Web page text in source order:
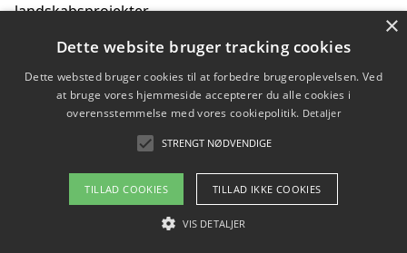
landskabsprojekter
Gør haven til et frirum for familien og naturen
Copyright 2026 - Pilanto Aps
Om / kontakt
Blog Betingelser
×
Dette website bruger tracking cookies
Dette websted bruger cookies til at forbedre brugeroplevelsen. Ved
at bruge vores hjemmeside accepterer du alle cookies i
overensstemmelse med vores cookiepolitik. Detaljer
STRENGT NØDVENDIGE
TILLAD COOKIES TILLAD IKKE COOKIES
VIS DETALJER